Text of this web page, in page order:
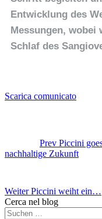
Entwicklung des
Messungen,
Schlaf des
Scarica comunicato
Prev Piccini
nachhaltige Zukunft
WeiterPiccini weiht ein…
Cerca nel blog